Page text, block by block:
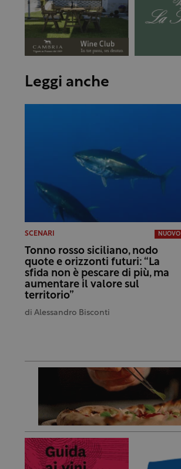
Leggi anche
SCENARI NUOVO
Tonno rosso siciliano, nodo
quote e orizzonti futuri: “La
sfida non è pescare di più, ma
aumentare il valore sul
territorio”
di Alessandro Bisconti